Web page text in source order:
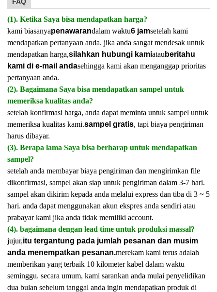
(1). Ketika Saya bisa mendapatkan harga?
kami biasanyapenawarandalam waktu6 jamsetelah kami
mendapatkan pertanyaan anda. jika anda sangat mendesak untuk
mendapatkan harga,silahkan hubungi kamiatau beritahu
kami di e-mail andasehingga kami akan menganggap prioritas
pertanyaan anda.
(2). Bagaimana Saya bisa mendapatkan sampel untuk
memeriksa kualitas anda?
setelah konfirmasi harga, anda dapat meminta untuk sampel untuk
memeriksa kualitas kami.sampel gratis, tapi biaya pengiriman
harus dibayar.
(3). Berapa lama Saya bisa berharap untuk mendapatkan
sampel?
setelah anda membayar biaya pengiriman dan mengirimkan file
dikonfirmasi, sampel akan siap untuk pengiriman dalam 3-7 hari.
sampel akan dikirim kepada anda melalui express dan tiba di 3 ~ 5
hari. anda dapat menggunakan akun ekspres anda sendiri atau
prabayar kami jika anda tidak memiliki account.
(4). bagaimana dengan lead time untuk produksi massal?
jujur,itu tergantung pada jumlah pesanan dan musim
anda menempatkan pesanan.merekam kami terus adalah
memberikan yang terbaik 10 kilometer kabel dalam waktu
seminggu. secara umum, kami sarankan anda mulai penyelidikan
dua bulan sebelum tanggal anda ingin mendapatkan produk di